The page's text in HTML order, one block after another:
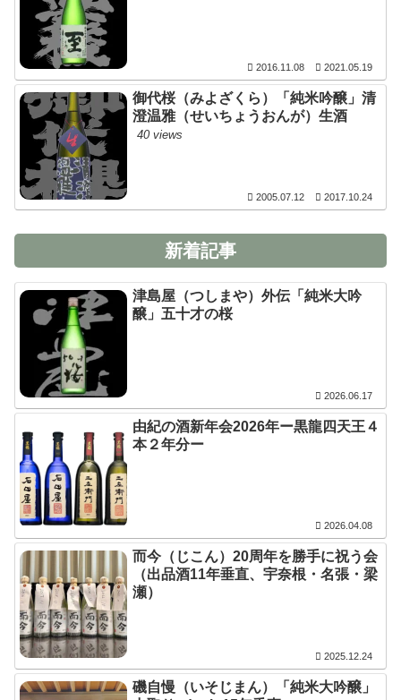
2016.11.08 2021.05.19
御代桜（みよざくら）「純米吟醸」清
澄温雅（せいちょうおんが）生酒
40 views
2005.07.12 2017.10.24
新着記事
津島屋（つしまや）外伝「純米大吟
醸」五十才の桜
2026.06.17
由紀の酒新年会2026年ー黒龍四天王４
本２年分ー
2026.04.08
而今（じこん）20周年を勝手に祝う会
（出品酒11年垂直、宇奈根・名張・梁
瀬）
2025.12.24
磯自慢（いそじまん）「純米大吟醸」